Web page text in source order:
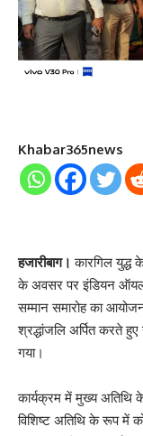
Khabar365news
हजारीबाग।कारगिल युद्ध
के अवसर पर इंडियन ऑयल
सम्मान समारोह का
श्रद्धांजलि अर्पित करते
गया।
कार्यक्रम में मुख्य अतिथि
विशिष्ट अतिथि के रूप में